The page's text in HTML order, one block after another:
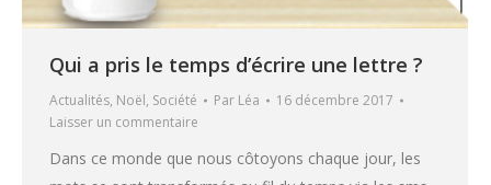
Qui a pris le temps d’écrire une lettre ?
Actualités, Noël, Société Par Léa
16 décembre 2017
Laisser un commentaire
Dans ce monde que nous côtoyons chaque jour, les